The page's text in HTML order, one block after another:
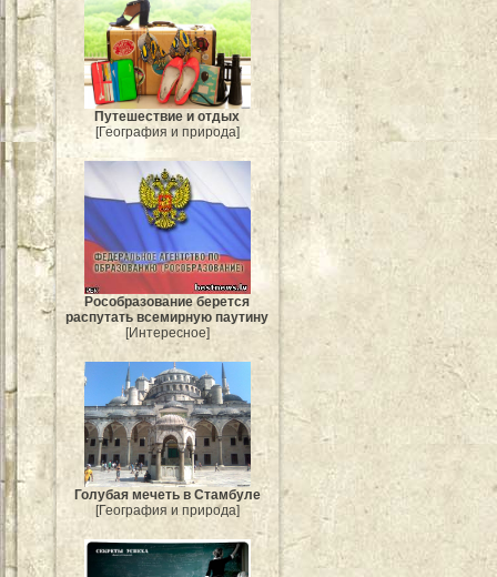
Путешествие и отдых
[География и природа]
Рособразование берется
распутать всемирную паутину
[Интересное]
Голубая мечеть в Стамбуле
[География и природа]